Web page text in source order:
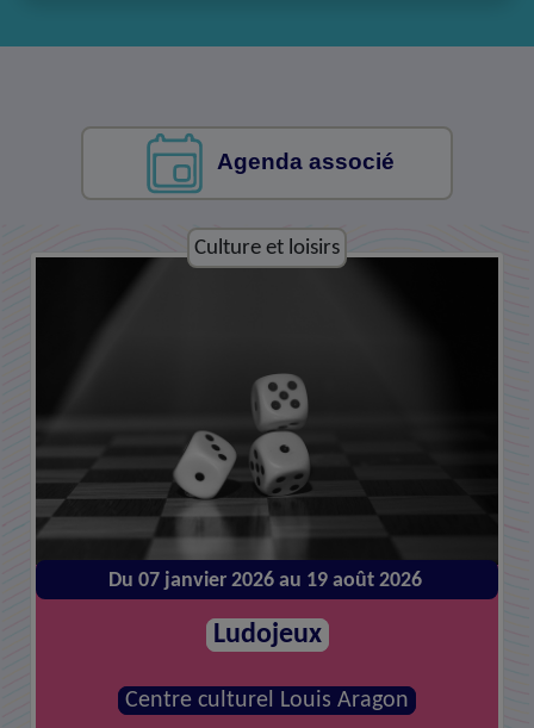
Agenda associé
Culture et loisirs
Du 07 janvier 2026 au 19 août 2026
Ludojeux
Centre culturel Louis Aragon
Culture et loisirs
Du 14 janvier 2026 au 26 août 2026
Atelier de réparations
MJC - Centre social la Canopée